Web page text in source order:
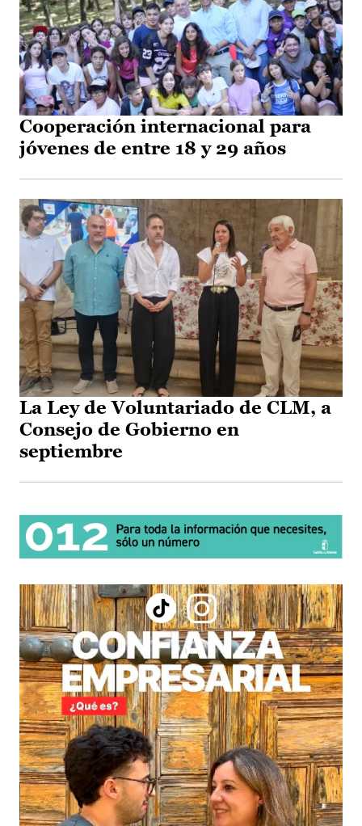
Cooperación internacional para
jóvenes de entre 18 y 29 años
La Ley de Voluntariado de CLM, a
Consejo de Gobierno en
septiembre